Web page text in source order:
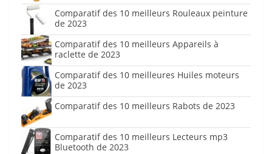
Comparatif des 10 meilleurs Rouleaux peinture
de 2023
Comparatif des 10 meilleurs Appareils à
raclette de 2023
Comparatif des 10 meilleures Huiles moteurs
de 2023
Comparatif des 10 meilleurs Rabots de 2023
Comparatif des 10 meilleurs Lecteurs mp3
Bluetooth de 2023